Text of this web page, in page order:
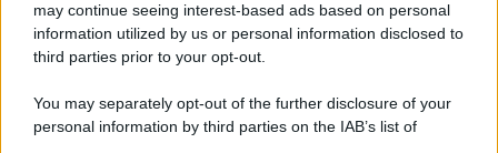
may continue seeing interest-based ads based on personal
information utilized by us or personal information disclosed to
third parties prior to your opt-out.
You may separately opt-out of the further disclosure of your
personal information by third parties on the IAB’s list of